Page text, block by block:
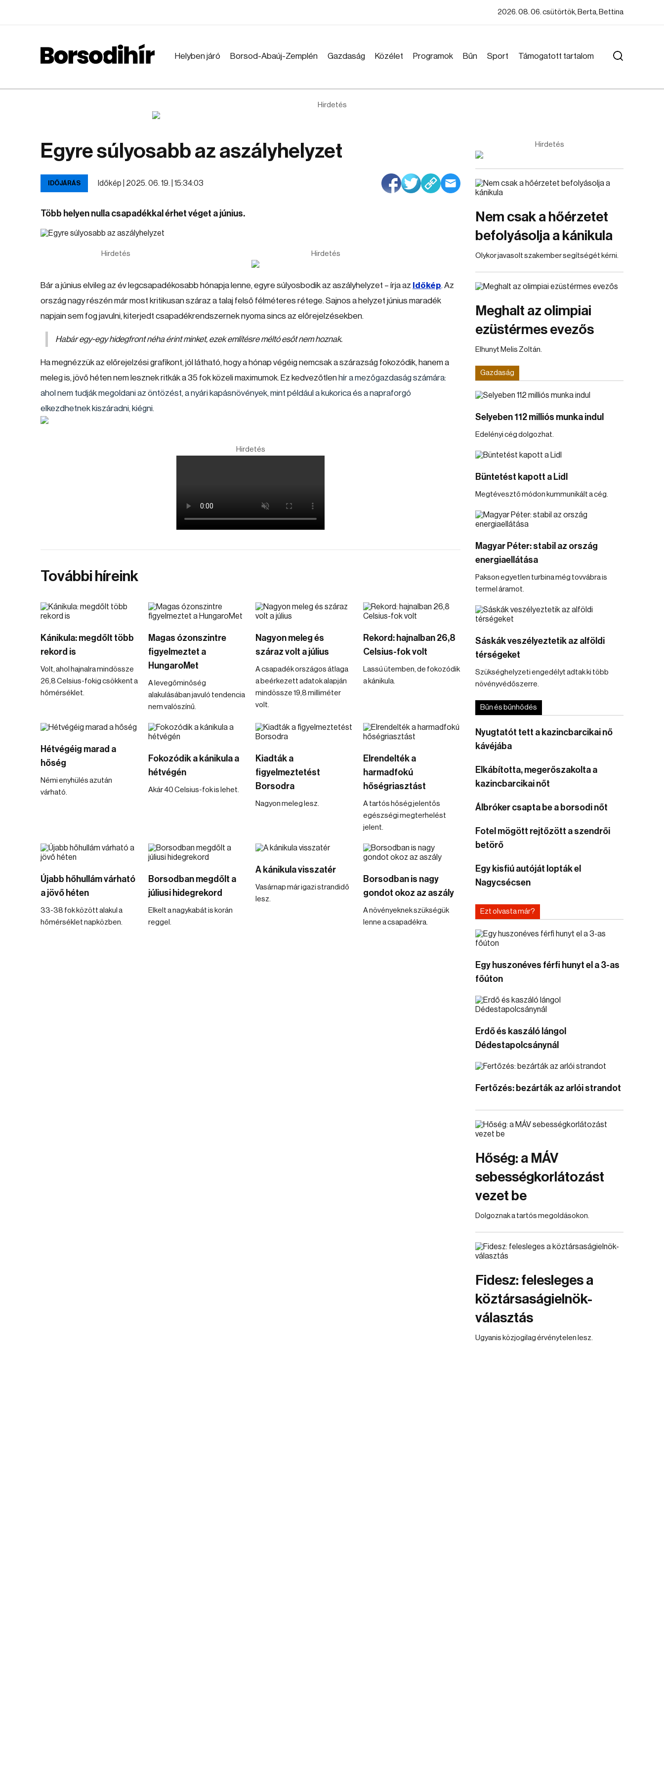
2026. 08. 06. csütörtök, Berta, Bettina
Helyben járó Borsod-Abaúj-Zemplén Gazdaság Közélet Programok Bűn Sport Támogatott tartalom
Hirdetés
Egyre súlyosabb az aszályhelyzet
IDŐJÁRÁS Időkép | 2025. 06. 19. | 15:34:03
Több helyen nulla csapadékkal érhet véget a június.
Hirdetés Hirdetés
Bár a június elvileg az év legcsapadékosabb hónapja lenne, egyre súlyosbodik az aszályhelyzet – írja az Időkép. Az
ország nagy részén már most kritikusan száraz a talaj felső félméteres rétege. Sajnos a helyzet június maradék
napjain sem fog javulni, kiterjedt csapadékrendszernek nyoma sincs az előrejelzésekben.
Habár egy-egy hidegfront néha érint minket, ezek említésre méltó esőt nem hoznak.
Ha megnézzük az előrejelzési grafikont, jól látható, hogy a hónap végéig nemcsak a szárazság fokozódik, hanem a
meleg is, jövő héten nem lesznek ritkák a 35 fok közeli maximumok. Ez kedvezőtlen hír a mezőgazdaság számára:
ahol nem tudják megoldani az öntözést, a nyári kapásnövények, mint például a kukorica és a napraforgó
elkezdhetnek kiszáradni, kiégni.
Hirdetés
További híreink
Kánikula: megdőlt több
rekord is
Volt, ahol hajnalra mindössze
26,8 Celsius-fokig csökkent a
hőmérséklet.
Magas ózonszintre
figyelmeztet a
HungaroMet
A levegőminőség
alakulásában javuló tendencia
nem valószínű.
Nagyon meleg és
száraz volt a július
A csapadék országos átlaga
a beérkezett adatok alapján
mindössze 19,8 milliméter
volt.
Rekord: hajnalban 26,8
Celsius-fok volt
Lassú ütemben, de fokozódik
a kánikula.
Hétvégéig marad a
hőség
Némi enyhülés azután
várható.
Fokozódik a kánikula a
hétvégén
Akár 40 Celsius-fok is lehet.
Kiadták a
figyelmeztetést
Borsodra
Nagyon meleg lesz.
Elrendelték a
harmadfokú
hőségriasztást
A tartós hőség jelentős
egészségi megterhelést
jelent.
Újabb hőhullám várható
a jövő héten
33-38 fok között alakul a
hőmérséklet napközben.
Borsodban megdőlt a
júliusi hidegrekord
Elkelt a nagykabát is korán
reggel.
A kánikula visszatér
Vasárnap már igazi strandidő
lesz.
Borsodban is nagy
gondot okoz az aszály
A növényeknek szükségük
lenne a csapadékra.
Hirdetés
Nem csak a hőérzetet
befolyásolja a kánikula
Olykor javasolt szakember segítségét kérni.
Meghalt az olimpiai
ezüstérmes evezős
Elhunyt Melis Zoltán.
Gazdaság
Selyeben 112 milliós munka indul
Edelényi cég dolgozhat.
Büntetést kapott a Lidl
Megtévesztő módon kummunikált a cég.
Magyar Péter: stabil az ország
energiaellátása
Pakson egyetlen turbina még tovvábra is
termel áramot.
Sáskák veszélyeztetik az alföldi
térségeket
Szükséghelyzeti engedélyt adtak ki több
növényvédőszerre.
Bűn és bűnhődés
Nyugtatót tett a kazincbarcikai nő
kávéjába
Elkábította, megerőszakolta a
kazincbarcikai nőt
Álbróker csapta be a borsodi nőt
Fotel mögött rejtőzött a szendrői
betörő
Egy kisfiú autóját lopták el
Nagycsécsen
Ezt olvasta már?
Egy huszonéves férfi hunyt el a 3-as
főúton
Erdő és kaszáló lángol
Dédestapolcsánynál
Fertőzés: bezárták az arlói strandot
Hőség: a MÁV
sebességkorlátozást
vezet be
Dolgoznak a tartós megoldásokon.
Fidesz: felesleges a
köztársaságielnök-
választás
Ugyanis közjogilag érvénytelen lesz.